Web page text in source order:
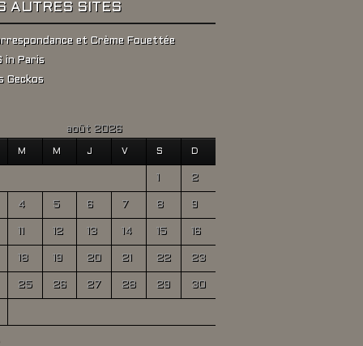
AUTRES SITES
et Crème Fouettée
in Paris
Geckos
août 2026
M M J V S D
1 2
4 5 6 7 8 9
11 12 13 14 15 16
18 19 20 21 22 23
25 26 27 28 29 30